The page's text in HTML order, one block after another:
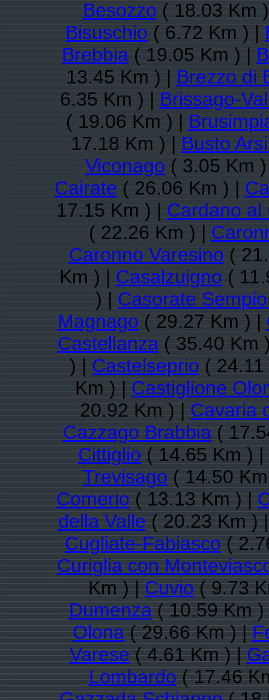
Besozzo( 18.03 Km
Bisuschio( 6.72 Km ) |
Brebbia( 19.05 Km ) |
13.45 Km ) |Brezzo di
6.35 Km ) |Brissago-
( 19.06 Km ) |
17.18 Km ) |Busto
Viconago( 3.05 Km
Cairate( 26.06 Km ) |
17.15 Km ) |Cardano al
( 22.26 Km ) |
Caronno Varesino(
Km ) |Casalzuigno(
) |Casorate
Magnago( 29.27 Km ) |
Castellanza( 35.40 Km
) |Castelseprio(
Km ) |Castiglione
20.92 Km ) |Cavaria
Cazzago Brabbia(
Cittiglio( 14.65 Km ) |
Trevisago( 14.50
Comerio( 13.13 Km ) |
della Valle( 20.23 Km )
Cugliate-Fabiasco(
Curiglia con
Km ) |Cuvio( 9.73
Dumenza( 10.59 Km
Olona( 29.66 Km ) |
Varese( 4.61 Km ) |
Lombardo( 17.46